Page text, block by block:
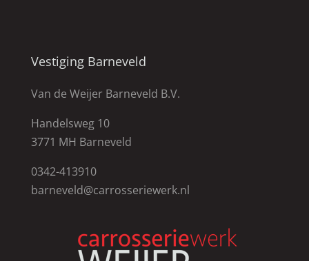
Vestiging Barneveld
Van de Weijer Barneveld B.V.
Handelsweg 10
3771 MH Barneveld
0342-413910
barneveld@carrosseriewerk.nl